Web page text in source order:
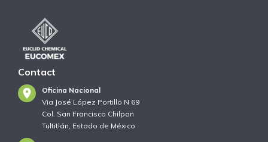
Contact
Oficina Nacional
Via José López Portillo N 69
Col. San Francisco Chilpan
Tultitlán, Estado de México